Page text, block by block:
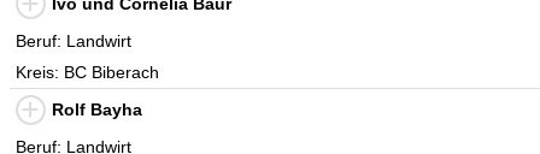
Beruf: Landwirt
Kreis: BC Biberach
Rolf Bayha
Beruf: Landwirt